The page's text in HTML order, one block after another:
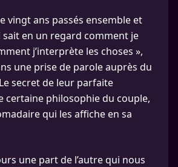
vingt ans passés ensemble et
en un regard comment je
j’interprète les choses »,
une prise de parole auprès du
secret de leur parfaite
certaine philosophie du couple,
qui les affiche en sa
une part de l’autre qui nous